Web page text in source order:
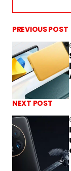
PREVIOUS POST
NEXT POST